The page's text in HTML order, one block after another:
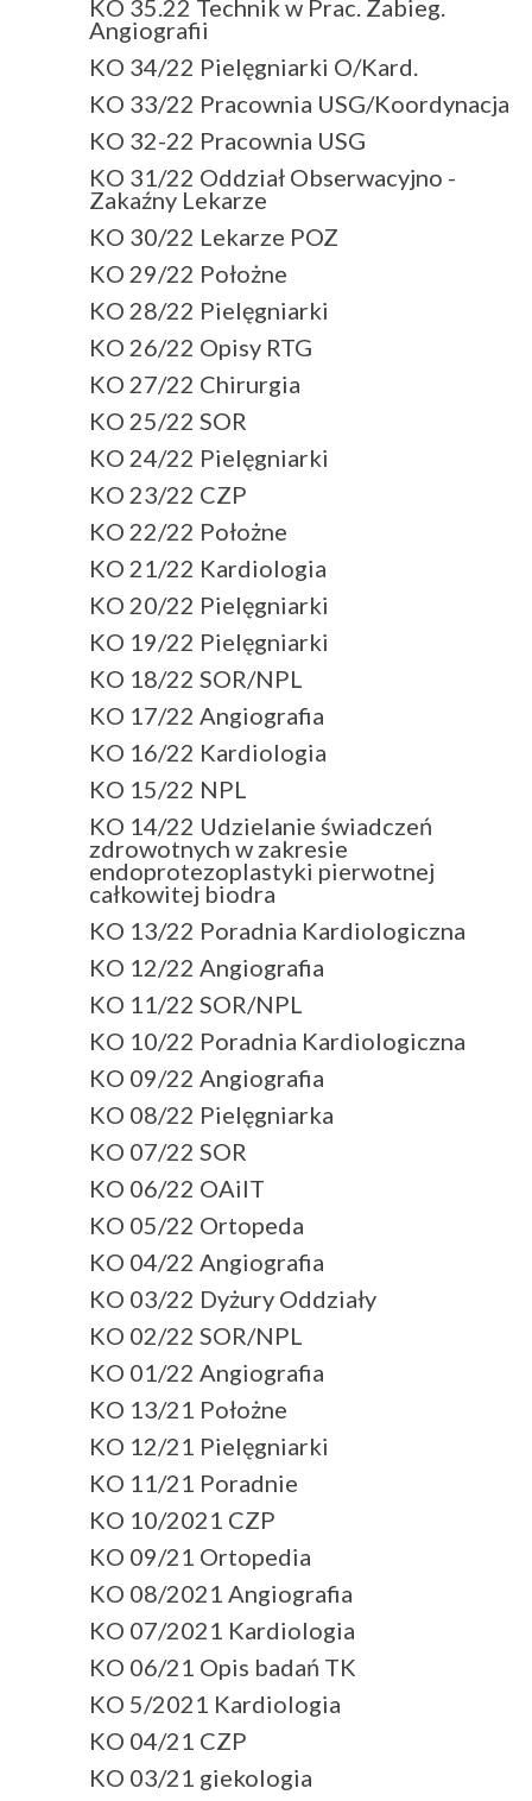
KO 35.22 Technik w Prac. Zabieg.
Angiografii
KO 34/22 Pielęgniarki O/Kard.
KO 33/22 Pracownia USG/Koordynacja
KO 32-22 Pracownia USG
KO 31/22 Oddział Obserwacyjno -
Zakaźny Lekarze
KO 30/22 Lekarze POZ
KO 29/22 Położne
KO 28/22 Pielęgniarki
KO 26/22 Opisy RTG
KO 27/22 Chirurgia
KO 25/22 SOR
KO 24/22 Pielęgniarki
KO 23/22 CZP
KO 22/22 Położne
KO 21/22 Kardiologia
KO 20/22 Pielęgniarki
KO 19/22 Pielęgniarki
KO 18/22 SOR/NPL
KO 17/22 Angiografia
KO 16/22 Kardiologia
KO 15/22 NPL
KO 14/22 Udzielanie świadczeń
zdrowotnych w zakresie
endoprotezoplastyki pierwotnej
całkowitej biodra
KO 13/22 Poradnia Kardiologiczna
KO 12/22 Angiografia
KO 11/22 SOR/NPL
KO 10/22 Poradnia Kardiologiczna
KO 09/22 Angiografia
KO 08/22 Pielęgniarka
KO 07/22 SOR
KO 06/22 OAiIT
KO 05/22 Ortopeda
KO 04/22 Angiografia
KO 03/22 Dyżury Oddziały
KO 02/22 SOR/NPL
KO 01/22 Angiografia
KO 13/21 Położne
KO 12/21 Pielęgniarki
KO 11/21 Poradnie
KO 10/2021 CZP
KO 09/21 Ortopedia
KO 08/2021 Angiografia
KO 07/2021 Kardiologia
KO 06/21 Opis badań TK
KO 5/2021 Kardiologia
KO 04/21 CZP
KO 03/21 giekologia